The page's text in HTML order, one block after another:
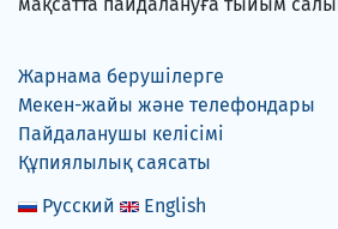
мақсатта пайдалануға тыйым
Жарнама берушілерге
Мекен-жайы және телефондары
Пайдаланушы келісімі
Құпиялылық саясаты
Русский
English